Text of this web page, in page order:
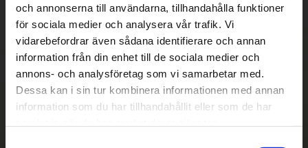
och annonserna till användarna, tillhandahålla funktioner
för sociala medier och analysera vår trafik. Vi
vidarebefordrar även sådana identifierare och annan
information från din enhet till de sociala medier och
annons- och analysföretag som vi samarbetar med.
Dessa kan i sin tur kombinera informationen med annan
information som du har tillhandahållit eller som de har
Betala säkert
|| Välj ||
Snabba leveranser
||
Eller ||
Hämta på lagret med/utan montering